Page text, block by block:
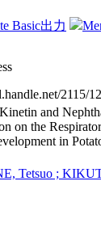
Basic出力
2115/
and
on the
in
Tetsuo ;